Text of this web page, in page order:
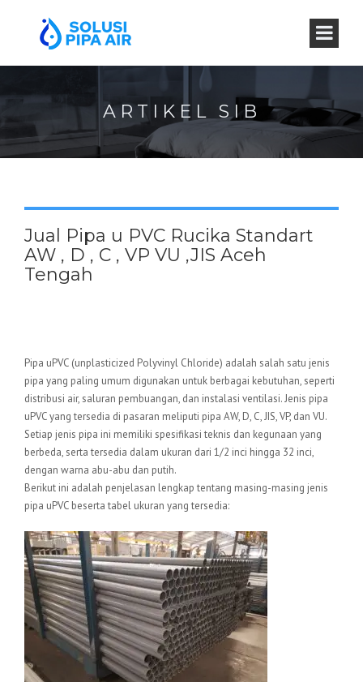
ARTIKEL SIB
Jual Pipa u PVC Rucika Standart
AW , D , C , VP VU ,JIS Aceh
Tengah
Pipa uPVC (unplasticized Polyvinyl Chloride) adalah salah satu jenis
pipa yang paling umum digunakan untuk berbagai kebutuhan, seperti
distribusi air, saluran pembuangan, dan instalasi ventilasi. Jenis pipa
uPVC yang tersedia di pasaran meliputi pipa AW, D, C, JIS, VP, dan VU.
Setiap jenis pipa ini memiliki spesifikasi teknis dan kegunaan yang
berbeda, serta tersedia dalam ukuran dari 1/2 inci hingga 32 inci,
dengan warna abu-abu dan putih.
Berikut ini adalah penjelasan lengkap tentang masing-masing jenis
pipa uPVC beserta tabel ukuran yang tersedia: